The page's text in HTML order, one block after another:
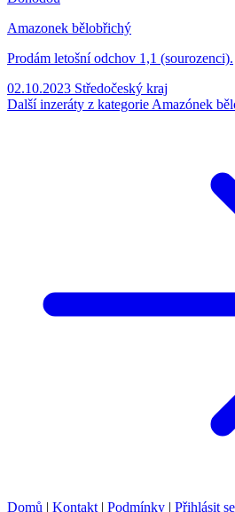
Amazonek bělobřichý
Prodám letošní odchov 1,1 (sourozenci).
02.10.2023 Středočeský kraj
Další inzeráty z kategorie Amazónek
Domů | Kontakt | Podmínky | Přihlásit se